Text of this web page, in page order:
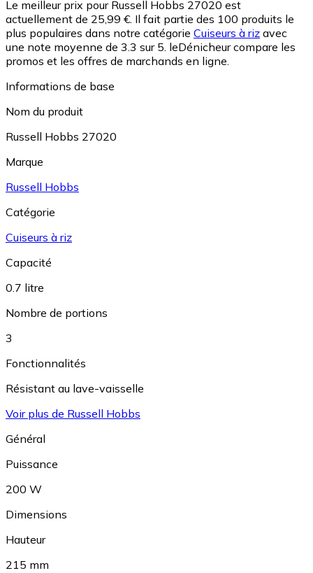
Le meilleur prix pour Russell Hobbs 27020 est
actuellement de 25,99 €. Il fait partie des 100 produits le
plus populaires dans notre catégorie Cuiseurs à riz avec
une note moyenne de 3.3 sur 5. leDénicheur compare les
promos et les offres de marchands en ligne.
Informations de base
Nom du produit
Russell Hobbs 27020
Marque
Russell Hobbs
Catégorie
Cuiseurs à riz
Capacité
0.7 litre
Nombre de portions
3
Fonctionnalités
Résistant au lave-vaisselle
Voir plus de Russell Hobbs
Général
Puissance
200 W
Dimensions
Hauteur
215 mm